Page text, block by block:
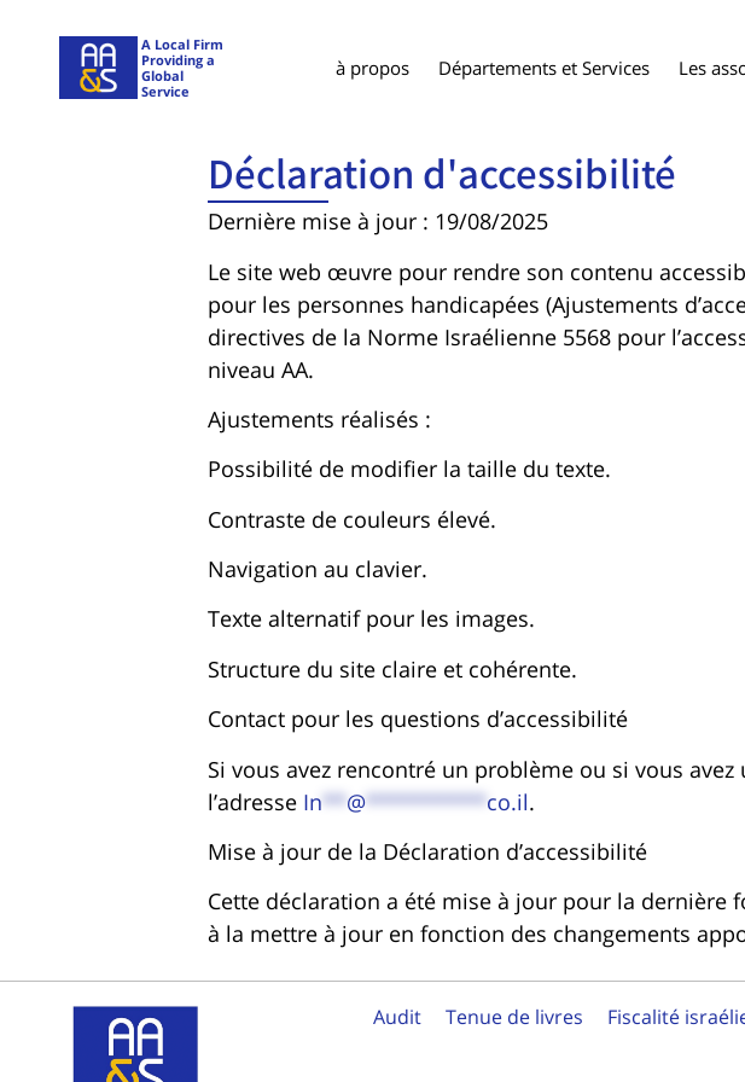
à propos Départements et Services Les
A Local Firm
Providing a
Global
Service
Déclaration d'accessibilité
Dernière mise à jour : 19/08/2025
Le site web œuvre pour rendre son contenu
pour les personnes handicapées (Ajustements
directives de la Norme Israélienne 5568 pour
niveau AA.
Ajustements réalisés :
Possibilité de modifier la taille du texte.
Contraste de couleurs élevé.
Navigation au clavier.
Texte alternatif pour les images.
Structure du site claire et cohérente.
Contact pour les questions d’accessibilité
Si vous avez rencontré un problème ou si vous
l’adresse In**@**********co.il.
Mise à jour de la Déclaration d’accessibilité
Cette déclaration a été mise à jour pour la dernière
à la mettre à jour en fonction des changements
Audit Tenue de livres Fiscalité